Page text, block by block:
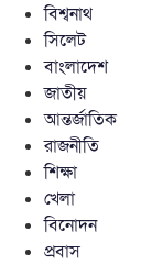
বিশ্বনাথ
সিলেট
বাংলাদেশ
জাতীয়
আন্তর্জাতিক
রাজনীতি
শিক্ষা
খেলা
বিনোদন
প্রবাস